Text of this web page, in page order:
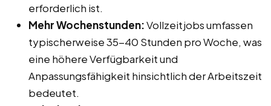
erforderlich ist.
Mehr Wochenstunden:Vollzeitjobs umfassen
typischerweise 35-40 Stunden pro Woche, was
eine höhere Verfügbarkeit und
Anpassungsfähigkeit hinsichtlich der Arbeitszeit
bedeutet.